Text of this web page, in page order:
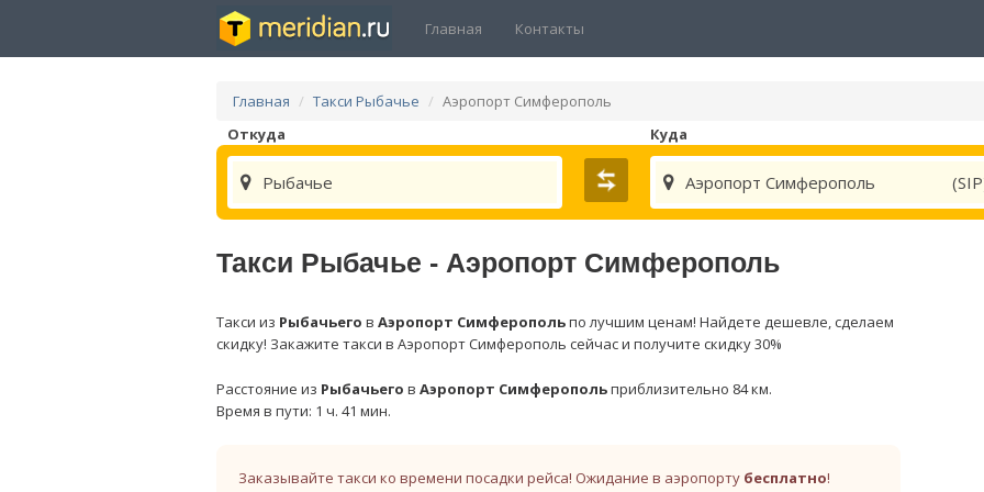
Главная Контакты
Главная Такси Рыбачье
Аэропорт Симферополь
Откуда
Рыбачье
Куда
Аэропорт Симферополь
Такси Рыбачье - Аэропорт Симферополь
Такси из Рыбачьего в Аэропорт Симферопольпо лучшим ценам! Найдете дешевле, сделаем
скидку! Закажите такси в Аэропорт Симферополь сейчас и получите скидку 30%
Расстояние из Рыбачьего в Аэропорт Симферопольприблизительно 84 км.
Время в пути: 1 ч. 41 мин.
Заказывайте такси ко времени посадки рейса! Ожидание в аэропорту бесплатно!